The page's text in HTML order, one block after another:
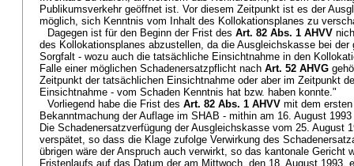
Publikumsverkehr geöffnet ist. Vor diesem Zeitpunkt ist es der
möglich, sich Kenntnis vom Inhalt des Kollokationsplanes zu
Dagegen ist für den Beginn der Frist des Art. 82 Abs. 1 AHVV
des Kollokationsplanes abzustellen, da die Ausgleichskasse bei der
Sorgfalt - wozu auch die tatsächliche Einsichtnahme in den
Falle einer möglichen Schadenersatzpflicht nach Art. 52 AHVG
Zeitpunkt der tatsächlichen Einsichtnahme oder aber im Zeitpunkt
Einsichtnahme - vom Schaden Kenntnis hat bzw. haben konnte."
Vorliegend habe die Frist des Art. 82 Abs. 1 AHVV mit dem
Bekanntmachung der Auflage im SHAB - mithin am 16. August
Die Schadenersatzverfügung der Ausgleichskasse vom 25. August
verspätet, so dass die Klage zufolge Verwirkung des
übrigen wäre der Anspruch auch verwirkt, so das kantonale Gericht
Fristenlaufs auf das Datum der am Mittwoch, den 18. August 1993,